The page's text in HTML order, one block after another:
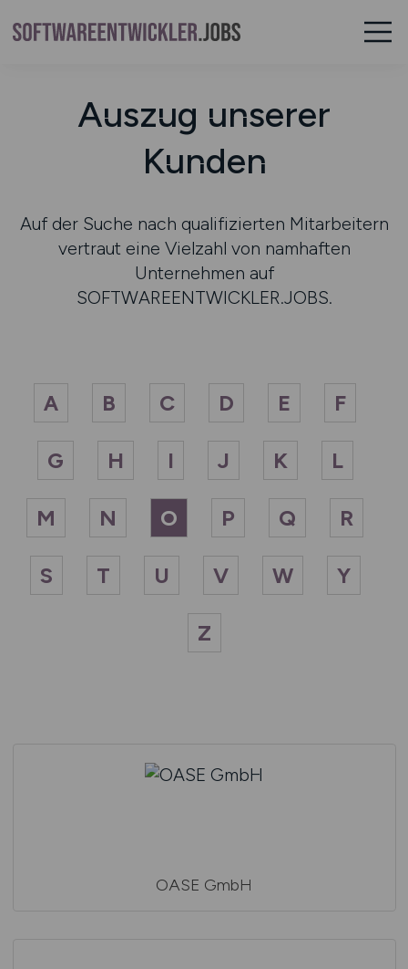
Auszug unserer
Kunden
Auf der Suche nach qualifizierten Mitarbeitern
vertraut eine Vielzahl von namhaften
Unternehmen auf
SOFTWAREENTWICKLER.JOBS.
A B C D E F
G H I J K L
M N O P Q R
S T U V W Y
Z
OASE GmbH